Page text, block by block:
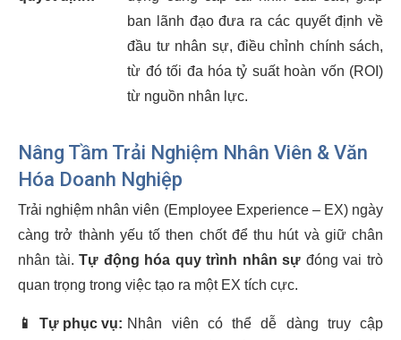
ban lãnh đạo đưa ra các quyết định về
đầu tư nhân sự, điều chỉnh chính sách,
từ đó tối đa hóa tỷ suất hoàn vốn (ROI)
từ nguồn nhân lực.
Nâng Tầm Trải Nghiệm Nhân Viên & Văn
Hóa Doanh Nghiệp
Trải nghiệm nhân viên (Employee Experience – EX) ngày
càng trở thành yếu tố then chốt để thu hút và giữ chân
nhân tài.Tự động hóa quy trình nhân sự đóng vai trò
quan trọng trong việc tạo ra một EX tích cực.
📱 Tự phục vụ: Nhân viên có thể dễ dàng truy cập